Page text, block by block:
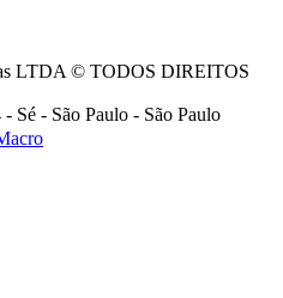
LTDA © TODOS DIREITOS
Sé - São Paulo - São Paulo